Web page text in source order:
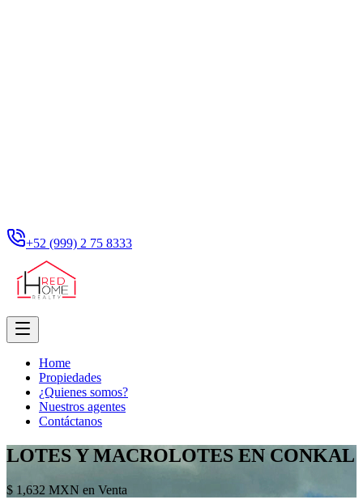
+52 (999) 2 75 8333
Home
Propiedades
¿Quienes somos?
Nuestros agentes
Contáctanos
LOTES Y MACROLOTES EN CONKAL
$ 1,632 MXN en Venta